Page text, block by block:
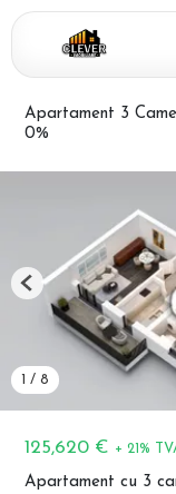
Apartament 3
0%
125,620 € + 21%
Apartament cu 3
1 / 8
Previous